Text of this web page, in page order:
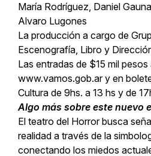
María Rodríguez, Daniel
Alvaro Lugones
La producción a cargo de
Escenografía, Libro y
Las entradas de $15 mil
www.vamos.gob.ar y en
Cultura de 9hs. a 13 hs y de
Algo más sobre este nuevo
El teatro del Horror busca
realidad a través de la
conectando los miedos